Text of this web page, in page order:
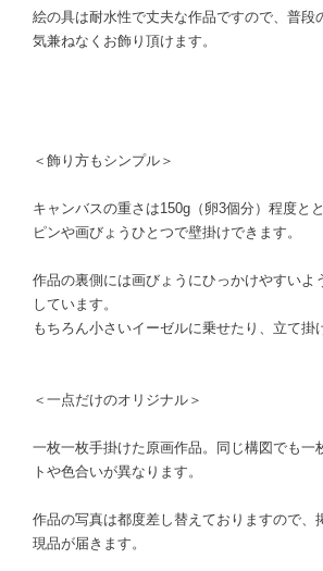
絵の具は耐水性で丈夫な作品ですので、普段
気兼ねなくお飾り頂けます。
＜飾り方もシンプル＞
キャンバスの重さは150g（卵3個分）程度と
ピンや画びょうひとつで壁掛けできます。
作品の裏側には画びょうにひっかけやすいよ
しています。
もちろん小さいイーゼルに乗せたり、立て掛
＜一点だけのオリジナル＞
一枚一枚手掛けた原画作品。同じ構図でも一
トや色合いが異なります。
作品の写真は都度差し替えておりますので、
現品が届きます。